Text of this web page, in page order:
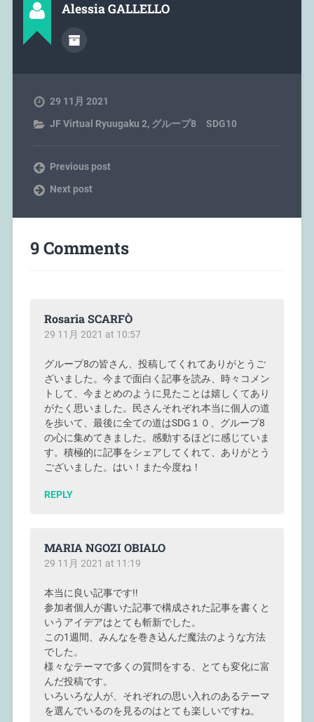
Alessia GALLELLO
29 11月 2021
JF Virtual Ryuugaku 2, グループ8 SDG10
Previous post
Next post
9 Comments
Rosaria SCARFÒ
29 11月 2021 at 10:57
グループ8の皆さん、投稿してくれてありがとうご
ざいました。今まで面白く記事を読み、時々コメン
トして、今まとめのように見たことは嬉しくてあり
がたく思いました。民さんそれぞれ本当に個人の道
を歩いて、最後に全ての道はSDG１０、グループ8
の心に集めてきました。感動するほどに感じていま
す。積極的に記事をシェアしてくれて、ありがとう
ございました。はい！また今度ね！
REPLY
MARIA NGOZI OBIALO
29 11月 2021 at 11:19
本当に良い記事です!!
参加者個人が書いた記事で構成された記事を書くと
いうアイデアはとても斬新でした。
この1週間、みんなを巻き込んだ魔法のような方法
でした。
様々なテーマで多くの質問をする、とても変化に富
んだ投稿です。
いろいろな人が、それぞれの思い入れのあるテーマ
を選んでいるのを見るのはとても楽しいですね。